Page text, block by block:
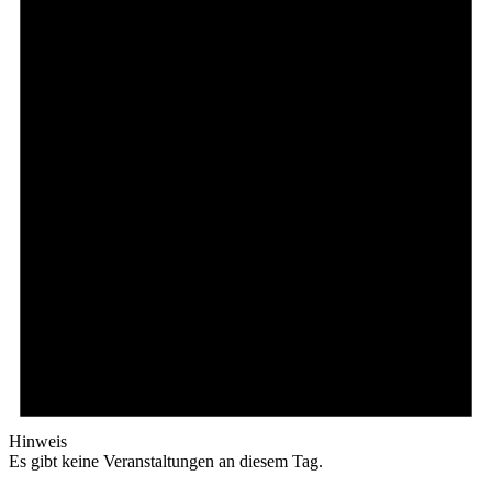
Hinweis
Es gibt keine Veranstaltungen an diesem Tag.